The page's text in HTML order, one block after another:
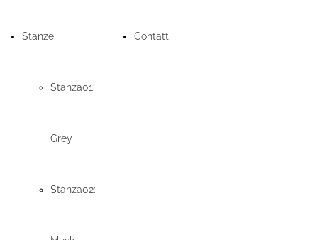
Stanze
Stanza01:
Grey
Stanza02:
Contatti